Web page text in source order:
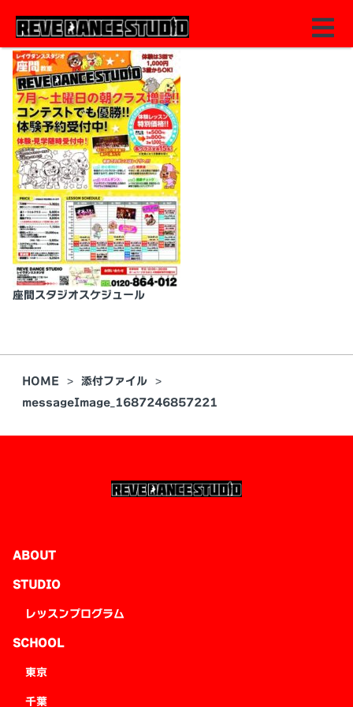
座間スタジオスケジュール
HOME
添付ファイル
messageImage_1687246857221
ABOUT
STUDIO
レッスンプログラム
SCHOOL
東京
千葉